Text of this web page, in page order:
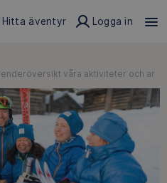
Hitta äventyr Logga in
våra aktiviteter och